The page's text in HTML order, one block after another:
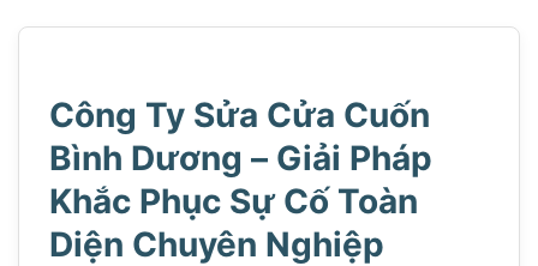
Công Ty Sửa Cửa Cuốn
Bình Dương – Giải Pháp
Khắc Phục Sự Cố Toàn
Diện Chuyên Nghiệp